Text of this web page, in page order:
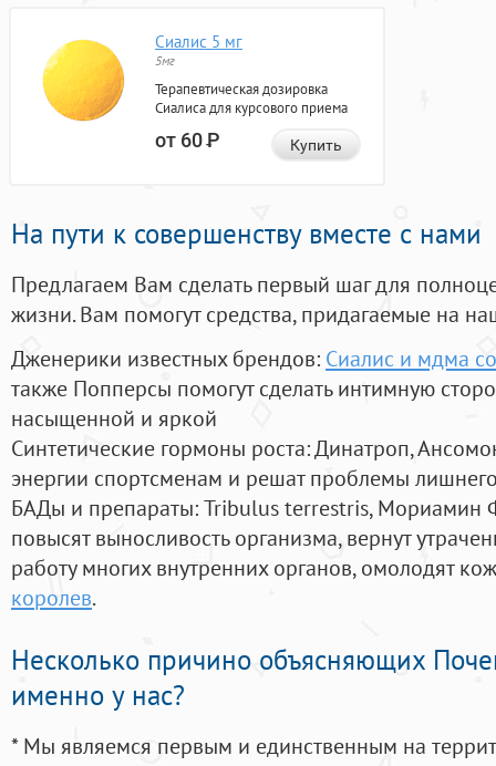
Сиалис 5 мг
5мг
Терапевтическая дозировка
Сиалиса для курсового приема
от 60Р Купить
На пути к совершенству вместе с нами
Предлагаем Вам сделать первый шаг для
жизни. Вам помогут средства, придагаемые на
Дженерики известных брендов: Сиалис и мдма
также Попперсы помогут сделать интимную
насыщенной и яркой
Синтетические гормоны роста: Динатроп,
энергии спортсменам и решат проблемы
БАДы и препараты:Tribulus terrestris, Мориамин
повысят выносливость организма, вернут
работу многих внутренних органов, омолодят
королев.
Несколько причино объясняющих
именно у нас?
* Мы являемся первым и единственным на